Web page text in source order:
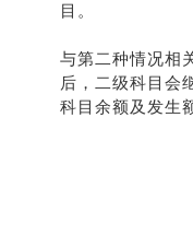
目。
与第二种情况相
后，二级科目会
科目余额及发生